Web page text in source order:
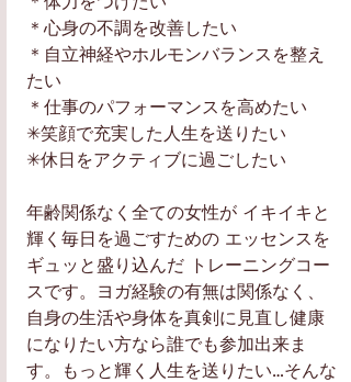
＊心身の不調を改善したい
＊自立神経やホルモンバランスを整え
たい
＊仕事のパフォーマンスを高めたい
✳笑顔で充実した人生を送りたい
✳休日をアクティブに過ごしたい
年齢関係なく全ての女性が イキイキと
輝く毎日を過ごすための エッセンスを
ギュッと盛り込んだ トレーニングコー
スです。ヨガ経験の有無は関係なく、
自身の生活や身体を真剣に見直し健康
になりたい方なら誰でも参加出来ま
す。もっと輝く人生を送りたい…そんな